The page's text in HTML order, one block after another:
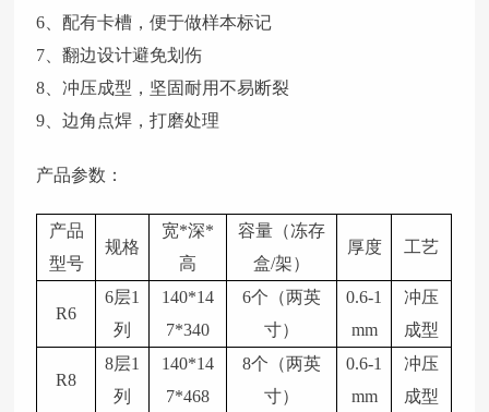
6、配有卡槽，便于做样本标记
7、翻边设计避免划伤
8、冲压成型，坚固耐用不易断裂
9、边角点焊，打磨处理
产品参数：
产品
型号
规格
宽*深*
高
容量（冻存
盒/架）
厚度 工艺
R6
6层1
列
140*14
7*340
6个（两英
寸）
0.6-1
mm
冲压
成型
R8
8层1
列
140*14
7*468
8个（两英
寸）
0.6-1
mm
冲压
成型